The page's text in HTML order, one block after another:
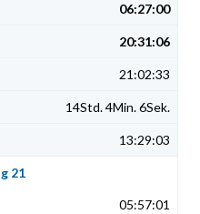
06:27:00
20:31:06
21:02:33
14Std. 4Min. 6Sek.
13:29:03
21
05:57:01